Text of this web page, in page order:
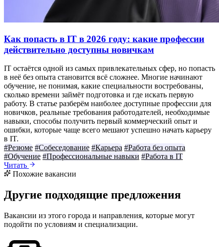
Как попасть в IT в 2026 году: какие профессии
действительно доступны новичкам
IT остаётся одной из самых привлекательных сфер, но попасть
в неё без опыта становится всё сложнее. Многие начинают
обучение, не понимая, какие специальности востребованы,
сколько времени займёт подготовка и где искать первую
работу. В статье разберём наиболее доступные профессии для
новичков, реальные требования работодателей, необходимые
навыки, способы получить первый коммерческий опыт и
ошибки, которые чаще всего мешают успешно начать карьеру
в IT.
#Резюме #Собеседование #Карьера #Работа без опыта
#Обучение #Профессиональные навыки #Работа в IT
Читать
Похожие вакансии
Другие подходящие предложения
Вакансии из этого города и направления, которые могут
подойти по условиям и специализации.